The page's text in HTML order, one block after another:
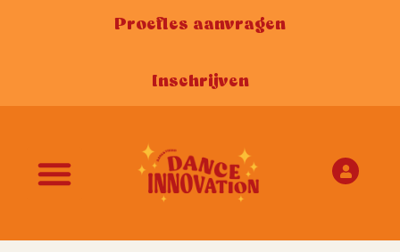
Proefles aanvragen
Inschrijven